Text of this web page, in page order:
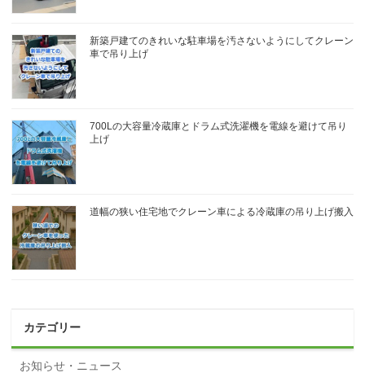
新築戸建てのきれいな駐車場を汚さないようにしてクレーン
車で吊り上げ
700Lの大容量冷蔵庫とドラム式洗濯機を電線を避けて吊り
上げ
道幅の狭い住宅地でクレーン車による冷蔵庫の吊り上げ搬入
カテゴリー
お知らせ・ニュース